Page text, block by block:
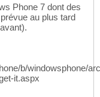
Phone 7 dont des
au plus tard
b/windowsphone/
it.aspx